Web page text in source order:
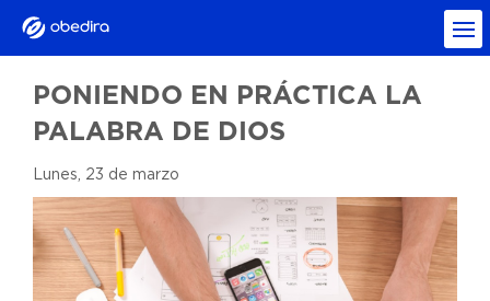
PONIENDO EN PRÁCTICA LA
PALABRA DE DIOS
Lunes, 23 de marzo